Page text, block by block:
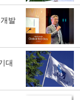
발
대